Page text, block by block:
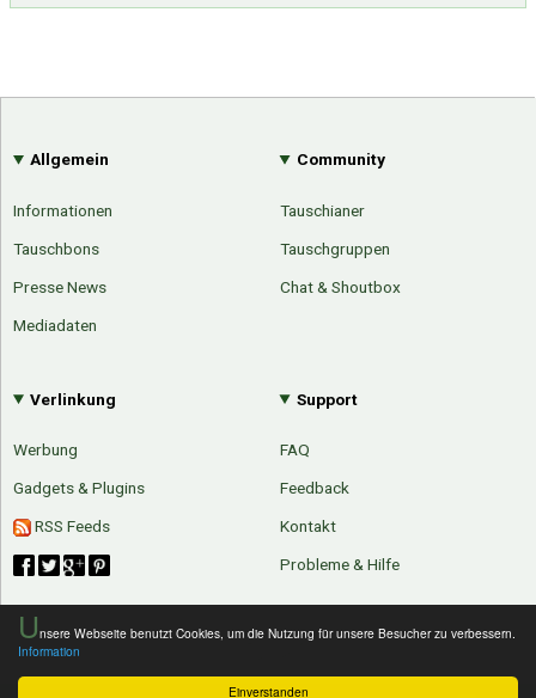
Einverstanden
Unsere Webseite benutzt Cookies, um die Nutzung für unsere Besucher zu verbessern.
Information
Allgemein
Informationen
Tauschbons
Presse News
Mediadaten
Community
Tauschianer
Tauschgruppen
Chat & Shoutbox
Verlinkung
Werbung
Gadgets & Plugins
RSS Feeds
Support
FAQ
Feedback
Kontakt
Probleme & Hilfe